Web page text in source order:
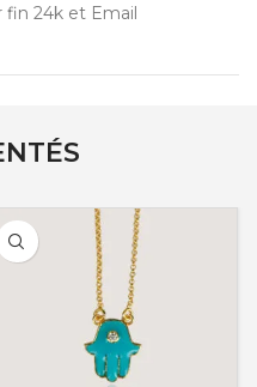
fin 24k et Email